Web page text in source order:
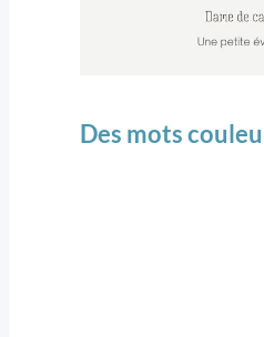
Des mots